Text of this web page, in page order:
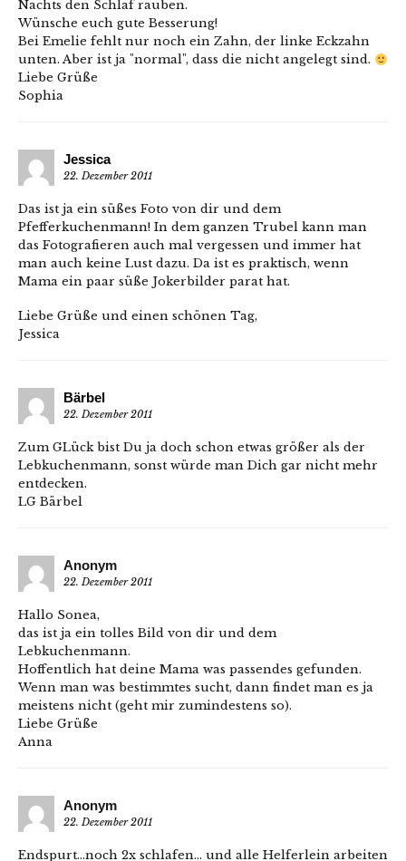
Nachts den Schlaf rauben.
Wünsche euch gute Besserung!
Bei Emelie fehlt nur noch ein Zahn, der linke Eckzahn
unten. Aber ist ja "normal", dass die nicht angelegt sind.
Liebe Grüße
Sophia
Jessica
22. Dezember 2011
Das ist ja ein süßes Foto von dir und dem
Pfefferkuchenmann! In dem ganzen Trubel kann man
das Fotografieren auch mal vergessen und immer hat
man auch keine Lust dazu. Da ist es praktisch, wenn
Mama ein paar süße Jokerbilder parat hat.
Liebe Grüße und einen schönen Tag,
Jessica
Bärbel
22. Dezember 2011
Zum GLück bist Du ja doch schon etwas größer als der
Lebkuchenmann, sonst würde man Dich gar nicht mehr
entdecken.
LG Bärbel
Anonym
22. Dezember 2011
Hallo Sonea,
das ist ja ein tolles Bild von dir und dem
Lebkuchenmann.
Hoffentlich hat deine Mama was passendes gefunden.
Wenn man was bestimmtes sucht, dann findet man es ja
meistens nicht (geht mir zumindestens so).
Liebe Grüße
Anna
Anonym
22. Dezember 2011
Endspurt…noch 2x schlafen… und alle Helferlein arbeiten